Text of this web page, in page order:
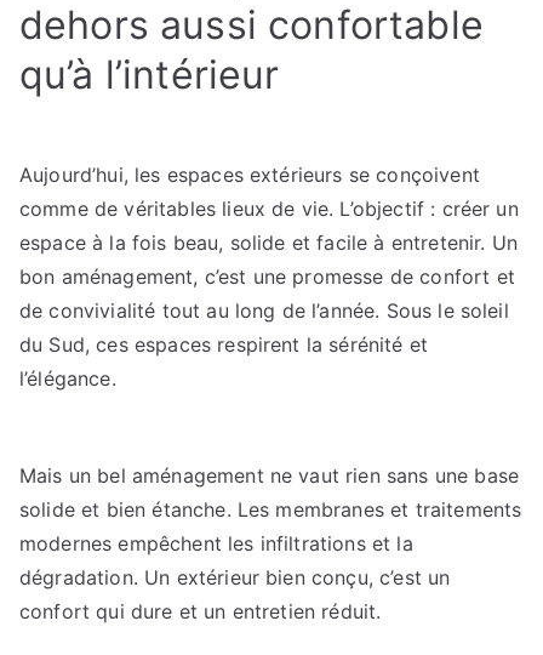
dehors aussi confortable
qu’à l’intérieur
Aujourd’hui, les espaces extérieurs se conçoivent
comme de véritables lieux de vie. L’objectif : créer un
espace à la fois beau, solide et facile à entretenir. Un
bon aménagement, c’est une promesse de confort et
de convivialité tout au long de l’année. Sous le soleil
du Sud, ces espaces respirent la sérénité et
l’élégance.
Mais un bel aménagement ne vaut rien sans une base
solide et bien étanche. Les membranes et traitements
modernes empêchent les infiltrations et la
dégradation. Un extérieur bien conçu, c’est un
confort qui dure et un entretien réduit.